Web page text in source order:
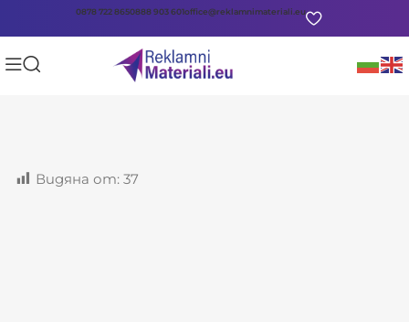
0878 722 8650888 903 601office@reklamnimateriali.eu
Видяна от: 37